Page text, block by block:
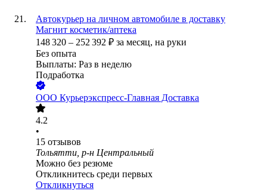
Автокурьер на личном автомобиле в доставку
Магнит косметик/аптека
148 320 – 252 392 ₽ за месяц, на руки
Без опыта
Выплаты: Раз в неделю
Подработка
ООО Курьерэкспресс-Главная Доставка
4.2
•
15 отзывов
Тольятти, р-н Центральный
Можно без резюме
Откликнитесь среди первых
Откликнуться